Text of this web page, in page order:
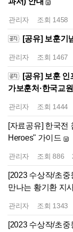
관리자 조회 1458
[공유] 보훈기
관리자 조회 1467
[공유] 보훈 인
가보훈처·한국교
관리자 조회 1444
[자료공유] 한국전
Heroes" 가이드
관리자 조회886
[2023 수상작/초
만나는 황기환 지
관리자 조회 1343
[2023 수상작/초